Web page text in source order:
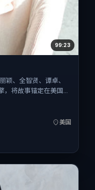
99:23
颖、全智贤、谭卓、
，将故事锚定在美国，
，适合喜欢强情节与细
美国